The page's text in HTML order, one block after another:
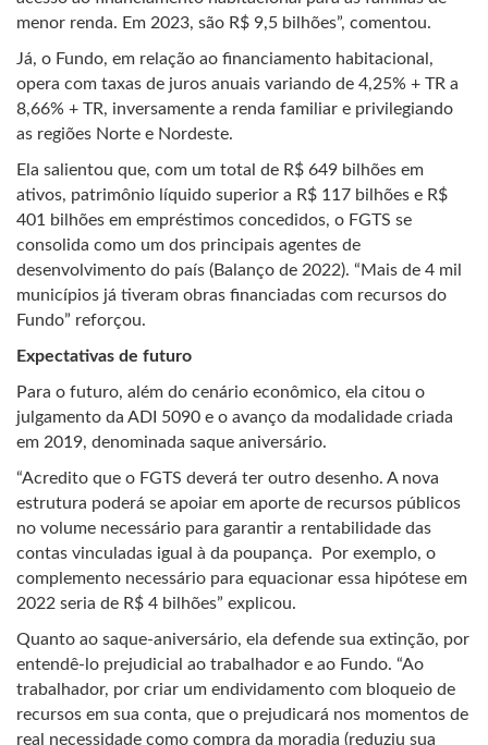
menor renda. Em 2023, são R$ 9,5 bilhões”, comentou.
Já, o Fundo, em relação ao financiamento habitacional,
opera com taxas de juros anuais variando de 4,25% + TR a
8,66% + TR, inversamente a renda familiar e privilegiando
as regiões Norte e Nordeste.
Ela salientou que, com um total de R$ 649 bilhões em
ativos, patrimônio líquido superior a R$ 117 bilhões e R$
401 bilhões em empréstimos concedidos, o FGTS se
consolida como um dos principais agentes de
desenvolvimento do país (Balanço de 2022). “Mais de 4 mil
municípios já tiveram obras financiadas com recursos do
Fundo” reforçou.
Expectativas de futuro
Para o futuro, além do cenário econômico, ela citou o
julgamento da ADI 5090 e o avanço da modalidade criada
em 2019, denominada saque aniversário.
“Acredito que o FGTS deverá ter outro desenho. A nova
estrutura poderá se apoiar em aporte de recursos públicos
no volume necessário para garantir a rentabilidade das
contas vinculadas igual à da poupança. Por exemplo, o
complemento necessário para equacionar essa hipótese em
2022 seria de R$ 4 bilhões” explicou.
Quanto ao saque-aniversário, ela defende sua extinção, por
entendê-lo prejudicial ao trabalhador e ao Fundo. “Ao
trabalhador, por criar um endividamento com bloqueio de
recursos em sua conta, que o prejudicará nos momentos de
real necessidade como compra da moradia (reduziu sua